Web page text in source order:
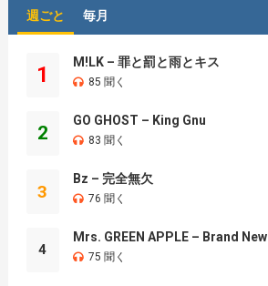
週ごと 毎月
1
M!LK – 罪と罰と雨とキス
85 聞く
2
GO GHOST – King Gnu
83 聞く
3
Bz – 完全無欠
76 聞く
4
Mrs. GREEN APPLE – Brand New
75 聞く